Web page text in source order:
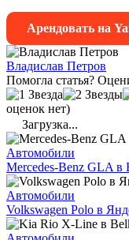
Арендовать на
Владислав Петров
Помогла статья?
оценок нет)
Загрузка...
Автомобили
Mercedes-Benz GLA в
Автомобили
Volkswagen Polo в